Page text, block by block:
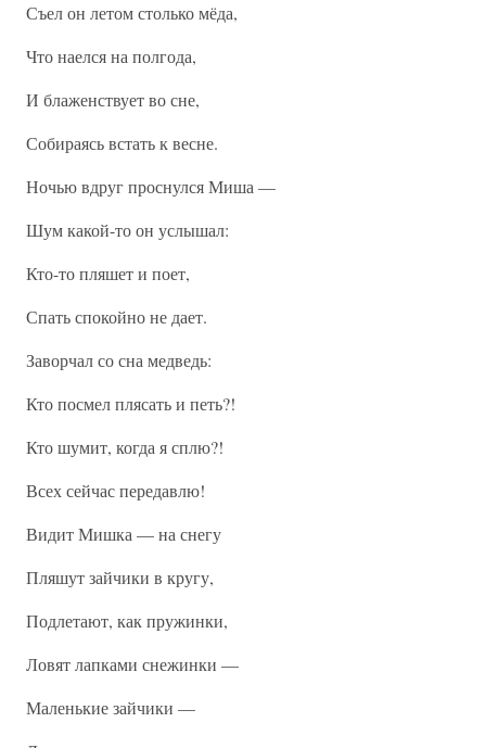
Съел он летом столько мёда,
Что наелся на полгода,
И блаженствует во сне,
Собираясь встать к весне.
Ночью вдруг проснулся Миша —
Шум какой-то он услышал:
Кто-то пляшет и поет,
Спать спокойно не дает.
Заворчал со сна медведь:
Кто посмел плясать и петь?!
Кто шумит, когда я сплю?!
Всех сейчас передавлю!
Видит Мишка — на снегу
Пляшут зайчики в кругу,
Подлетают, как пружинки,
Ловят лапками снежинки —
Маленькие зайчики —